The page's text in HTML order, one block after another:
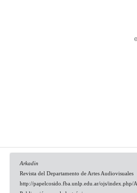
Arkadin
Revista del Departamento de Artes Audiovisuales
http://papelcosido.fba.unlp.edu.ar/ojs/index.php/